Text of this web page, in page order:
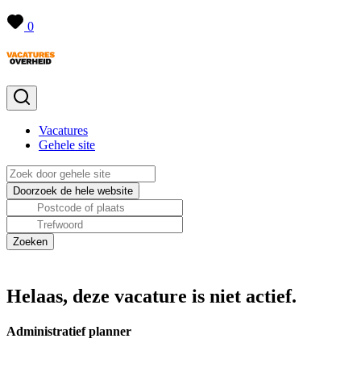
0
Vacatures
Gehele site
Helaas, deze vacature is niet actief.
Administratief planner